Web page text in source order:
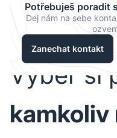
Potřebuješ poradit
Dej nám na sebe
Zanechat kontakt
Vyber si
kamkoliv